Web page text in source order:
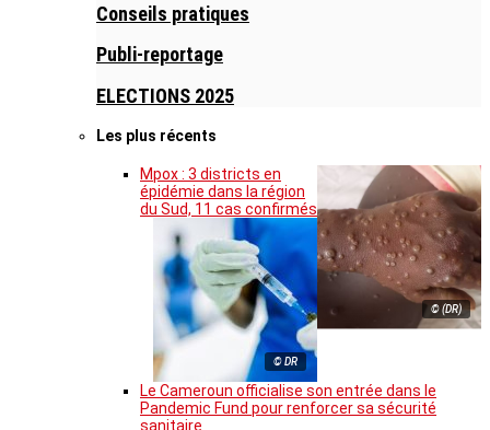
Conseils pratiques
Publi-reportage
ELECTIONS 2025
Les plus récents
© (DR)
Mpox : 3 districts en
épidémie dans la région
du Sud, 11 cas confirmés
© DR
Le Cameroun officialise son entrée dans le
Pandemic Fund pour renforcer sa sécurité
sanitaire